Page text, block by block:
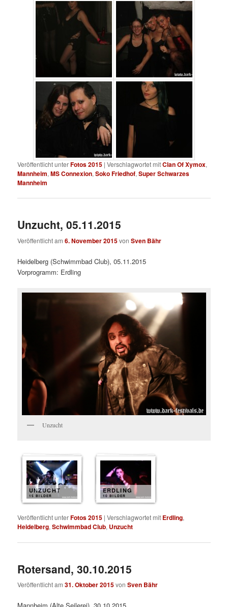
Veröffentlicht unterFotos 2015 |Verschlagwortet mitClan Of Xymox,
Mannheim,MS Connexion,Soko Friedhof,Super Schwarzes
Mannheim
Unzucht, 05.11.2015
Veröffentlicht am6. November 2015vonSven Bähr
Heidelberg (Schwimmbad Club), 05.11.2015
Vorprogramm: Erdling
Unzucht
UNZUCHT
15 BILDER
ERDLING
10 BILDER
Veröffentlicht unterFotos 2015 |Verschlagwortet mit Erdling,
Heidelberg,Schwimmbad Club, Unzucht
Rotersand, 30.10.2015
Veröffentlicht am31. Oktober 2015vonSven Bähr